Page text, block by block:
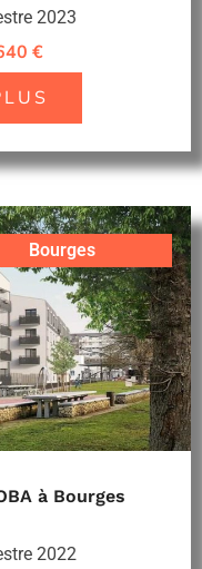
2023
€
Bourges
à Bourges
2022